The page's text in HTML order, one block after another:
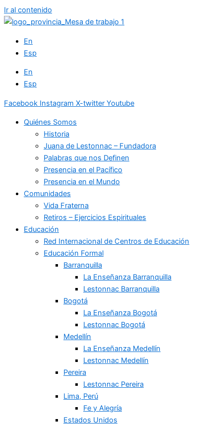
Ir al contenido
En
Esp
En
Esp
Facebook Instagram X-twitter Youtube
Quiénes Somos
Historia
Juana de Lestonnac – Fundadora
Palabras que nos Definen
Presencia en el Pacífico
Presencia en el Mundo
Comunidades
Vida Fraterna
Retiros – Ejercicios Espirituales
Educación
Red Internacional de Centros de Educación
Educación Formal
Barranquilla
La Enseñanza Barranquilla
Lestonnac Barranquilla
Bogotá
La Enseñanza Bogotá
Lestonnac Bogotá
Medellín
La Enseñanza Medellín
Lestonnac Medellín
Pereira
Lestonnac Pereira
Lima, Perú
Fe y Alegría
Estados Unidos